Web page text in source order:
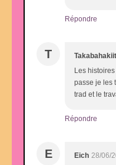
Répondre
T
Les
passe je les
trad et le
Répondre
E Eich 28/06/